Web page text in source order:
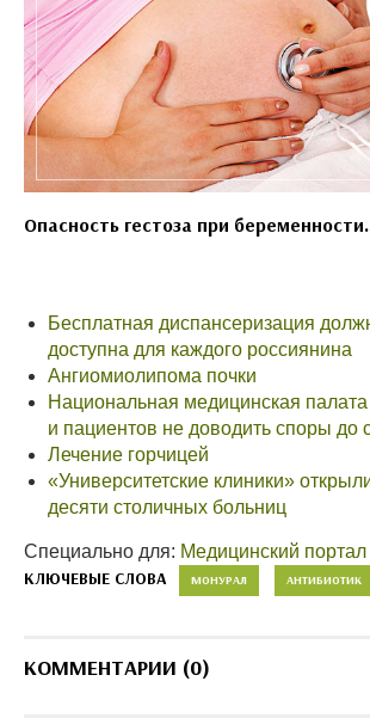
Опасность гестоза при
Бесплатная диспансеризация
доступна для каждого россиянина
Ангиомиолипома почки
Национальная медицинская палата
и пациентов не доводить споры до
Лечение горчицей
«Университетские клиники»
десяти столичных больниц
Специально для: Медицинский портал
КЛЮЧЕВЫЕ СЛОВА МОНУРАЛ АНТИБИОТИК
КОММЕНТАРИИ (0)